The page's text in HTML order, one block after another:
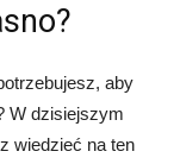
aby
W dzisiejszym
wiedzieć na ten